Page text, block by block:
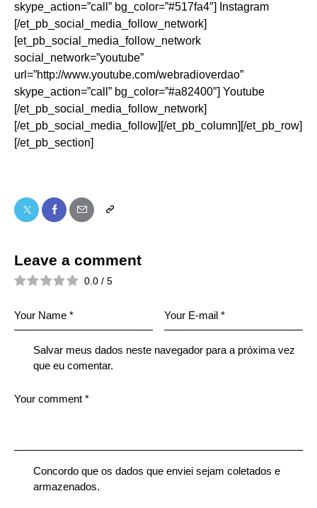
skype_action=”call” bg_color=”#517fa4″] Instagram
[/et_pb_social_media_follow_network]
[et_pb_social_media_follow_network
social_network=”youtube”
url=”http://www.youtube.com/webradioverdao”
skype_action=”call” bg_color=”#a82400″] Youtube
[/et_pb_social_media_follow_network]
[/et_pb_social_media_follow][/et_pb_column][/et_pb_row]
[/et_pb_section]
Leave a comment
0.0 / 5
Salvar meus dados neste navegador para a próxima vez
que eu comentar.
Concordo que os dados que enviei sejam coletados e
armazenados.